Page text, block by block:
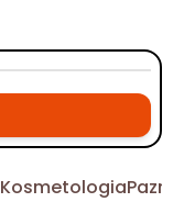
Kosmetologia